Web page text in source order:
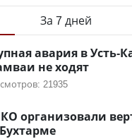
За 7 дней
авария в Усть-
не ходят
21935
организовали